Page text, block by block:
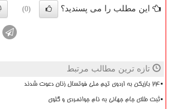
این مطلب را می پسندید؟ (0)
تازه ترین مطالب مرتبط
۲۴ بازیکن به اردوی تیم ملی فوتسال زنان دعوت شدند
ثبت طلای جام جهانی به نام جوانمردی و گلوی